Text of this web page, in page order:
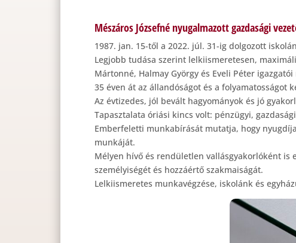
Mészáros Józsefné nyugalmazott gazdasági
1987. jan. 15-től a 2022. júl. 31-ig dolgozott
Legjobb tudása szerint lelkiismeretesen,
Mártonné, Halmay György és Eveli Péter
35 éven át az állandóságot és a folyamatosságot
Az évtizedes, jól bevált hagyományok és jó
Tapasztalata óriási kincs volt: pénzügyi,
Emberfeletti munkabírását mutatja, hogy
munkáját.
Mélyen hívő és rendületlen vallásgyakorlóként
személyiségét és hozzáértő szakmaiságát.
Lelkiismeretes munkavégzése, iskolánk és